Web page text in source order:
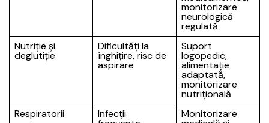
monitorizare
neurologică
regulată
Nutriție și
deglutiție
Dificultăți la
înghițire, risc de
aspirare
Suport
logopedic,
alimentație
adaptată,
monitorizare
nutrițională
Respiratorii
Infecții Monitorizare